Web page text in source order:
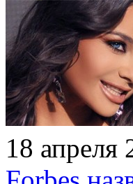
18 апреля